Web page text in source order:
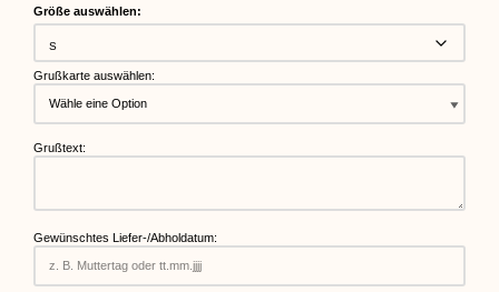
Größe auswählen:
Grußkarte auswählen:
Grußtext:
Gewünschtes Liefer-/Abholdatum: